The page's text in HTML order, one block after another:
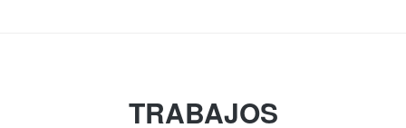
TRABAJOS